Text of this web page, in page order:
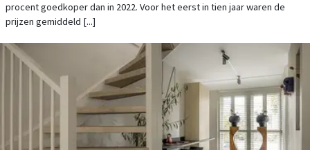
procent goedkoper dan in 2022. Voor het eerst in tien jaar waren de
prijzen gemiddeld [...]